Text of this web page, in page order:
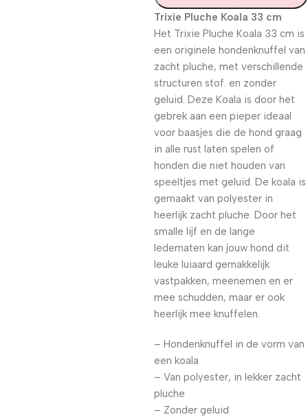
Trixie Pluche Koala 33 cm
Het Trixie Pluche Koala 33 cm is
een originele hondenknuffel van
zacht pluche, met verschillende
structuren stof. en zonder
geluid. Deze Koala is door het
gebrek aan een pieper ideaal
voor baasjes die de hond graag
in alle rust laten spelen of
honden die niet houden van
speeltjes met geluid. De koala is
gemaakt van polyester in
heerlijk zacht pluche. Door het
smalle lijf en de lange
ledematen kan jouw hond dit
leuke luiaard gemakkelijk
vastpakken, meenemen en er
mee schudden, maar er ook
heerlijk mee knuffelen.
– Hondenknuffel in de vorm van
een koala
– Van polyester, in lekker zacht
pluche
– Zonder geluid